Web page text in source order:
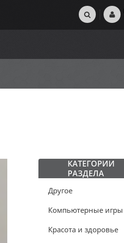
КАТЕГОРИИ
РАЗДЕЛА
Другое
Компьютерные игры
Красота и здоровье